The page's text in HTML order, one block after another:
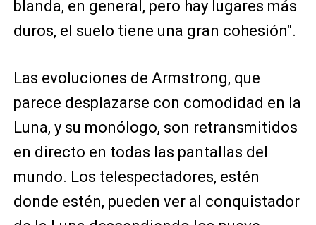
blanda, en general, pero hay lugares más
duros, el suelo tiene una gran cohesión".
Las evoluciones de Armstrong, que
parece desplazarse con comodidad en la
Luna, y su monólogo, son retransmitidos
en directo en todas las pantallas del
mundo. Los telespectadores, estén
donde estén, pueden ver al conquistador